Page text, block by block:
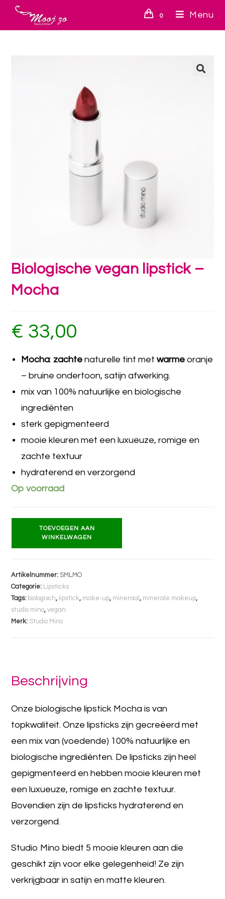
0 Menu
Biologische vegan lipstick –
Mocha
€ 33,00
Mocha: zachte naturelle tint met warme oranje
– bruine ondertoon, satijn afwerking.
mix van 100% natuurlijke en biologische
ingrediënten
sterk gepigmenteerd
mooie kleuren met een luxueuze, romige en
zachte textuur
hydraterend en verzorgend
Op voorraad
TOEVOEGEN AAN
WINKELWAGEN
Artikelnummer: SMLMO
Categorie: Lipsticks
Tags: biologisch, lipstick, make-up, mineraal, minerale makeup,
studio mino,vegan
Merk: Studio Mino
Beschrijving
Onze biologische lipstick Mocha is van
topkwaliteit. Onze lipsticks zijn gecreëerd met
een mix van (voedende) 100% natuurlijke en
biologische ingrediënten. De lipsticks zijn heel
gepigmenteerd en hebben mooie kleuren met
een luxueuze, romige en zachte textuur.
Bovendien zijn de lipsticks hydraterend en
verzorgend.
Studio Mino biedt 5 mooie kleuren aan die
geschikt zijn voor elke gelegenheid! Ze zijn
verkrijgbaar in satijn en matte kleuren.